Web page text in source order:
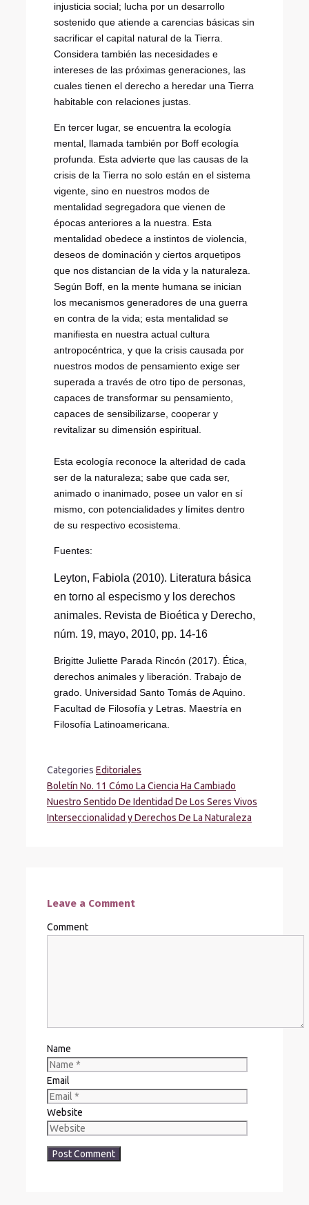
injusticia social; lucha por un desarrollo
sostenido que atiende a carencias básicas sin
sacrificar el capital natural de la Tierra.
Considera también las necesidades e
intereses de las próximas generaciones, las
cuales tienen el derecho a heredar una Tierra
habitable con relaciones justas.
En tercer lugar, se encuentra la ecología
mental, llamada también por Boff ecología
profunda. Esta advierte que las causas de la
crisis de la Tierra no solo están en el sistema
vigente, sino en nuestros modos de
mentalidad segregadora que vienen de
épocas anteriores a la nuestra. Esta
mentalidad obedece a instintos de violencia,
deseos de dominación y ciertos arquetipos
que nos distancian de la vida y la naturaleza.
Según Boff, en la mente humana se inician
los mecanismos generadores de una guerra
en contra de la vida; esta mentalidad se
manifiesta en nuestra actual cultura
antropocéntrica, y que la crisis causada por
nuestros modos de pensamiento exige ser
superada a través de otro tipo de personas,
capaces de transformar su pensamiento,
capaces de sensibilizarse, cooperar y
revitalizar su dimensión espiritual.
Esta ecología reconoce la alteridad de cada
ser de la naturaleza; sabe que cada ser,
animado o inanimado, posee un valor en sí
mismo, con potencialidades y límites dentro
de su respectivo ecosistema.
Fuentes:
Leyton, Fabiola (2010). Literatura básica
en torno al especismo y los derechos
animales. Revista de Bioética y Derecho,
núm. 19, mayo, 2010, pp. 14-16
Brigitte Juliette Parada Rincón (2017). Ética,
derechos animales y liberación. Trabajo de
grado. Universidad Santo Tomás de Aquino.
Facultad de Filosofía y Letras. Maestría en
Filosofía Latinoamericana.
Categories Editoriales
Boletín No. 11 Cómo La Ciencia Ha Cambiado
Nuestro Sentido De Identidad De Los Seres Vivos
Interseccionalidad y Derechos De La Naturaleza
Leave a Comment
Comment
Name
Email
Website